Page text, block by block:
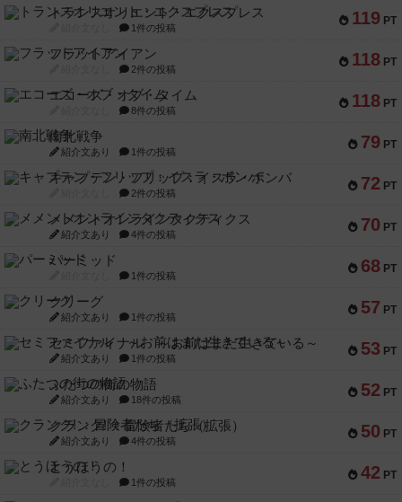
119 PT
トランスオリエント・エクスプレス
1件の投稿
118 PT
フラットアイアン
2件の投稿
118 PT
エコーズ・オブ・タイム
8件の投稿
79 PT
南北戦争
紹介文あり 1件の投稿
72 PT
キャプテン・フリップ：イスラ・ボンバ
2件の投稿
70 PT
メメントオンラインタクティクス
紹介文あり 4件の投稿
68 PT
パーミッド
1件の投稿
57 PT
クリーグ
紹介文あり 1件の投稿
53 PT
セミファイナル ～お前はまだ生きている～
紹介文あり 1件の投稿
52 PT
ふたつの街の物語
紹介文あり 18件の投稿
50 PT
クランク! ：冒険者たち（拡張）
紹介文あり 4件の投稿
42 PT
とうほうの！
1件の投稿